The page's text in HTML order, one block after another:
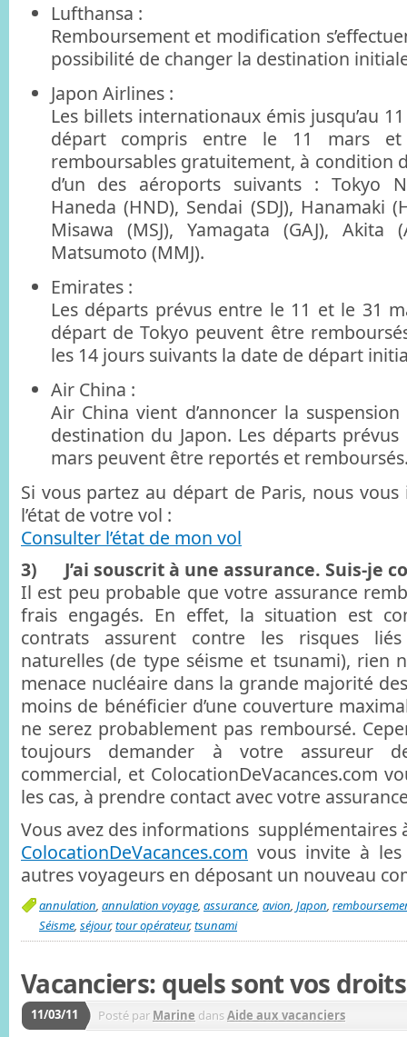
Lufthansa :
Remboursement et modification
possibilité de changer la destination
Japon Airlines :
Les billets internationaux émis jusqu’au
départ compris entre le 11 mars
remboursables gratuitement, à condition
d’un des aéroports suivants : Tokyo
Haneda (HND), Sendai (SDJ), Hanamaki
Misawa (MSJ), Yamagata (GAJ), Akita
Matsumoto (MMJ).
Emirates :
Les départs prévus entre le 11 et le 31
départ de Tokyo peuvent être
les 14 jours suivants la date de départ
Air China :
Air China vient d’annoncer la
destination du Japon. Les départs
mars peuvent être reportés et
Si vous partez au départ de Paris, nous
l’état de votre vol :
Consulter l’état de mon vol
3) J’ai souscrit à une assurance. Suis-je
Il est peu probable que votre assurance
frais engagés. En effet, la situation est
contrats assurent contre les risques
naturelles (de type séisme et tsunami), rien
menace nucléaire dans la grande majorité
moins de bénéficier d’une couverture
ne serez probablement pas remboursé.
toujours demander à votre assureur
commercial, et ColocationDeVacances.com
les cas, à prendre contact avec votre
Vous avez des informations supplémentaires
ColocationDeVacances.com vous invite à
autres voyageurs en déposant un nouveau
annulation, annulation voyage, assurance, avion, Japon,
Séisme, séjour,tour opérateur,tsunami
Vacanciers: quels sont vos
11/03/11 Posté par Marine dansAide aux vacanciers